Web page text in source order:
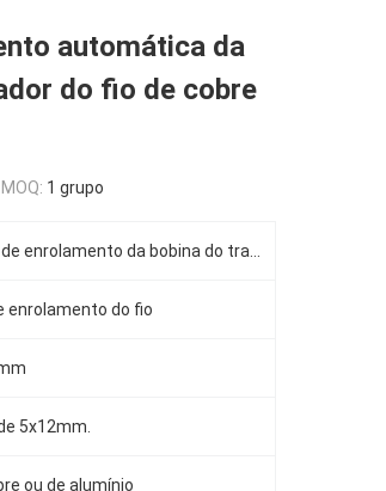
automática da
do fio de cobre
MOQ: 1 grupo
enrolamento do fio
5x12mm.
ou de alumínio